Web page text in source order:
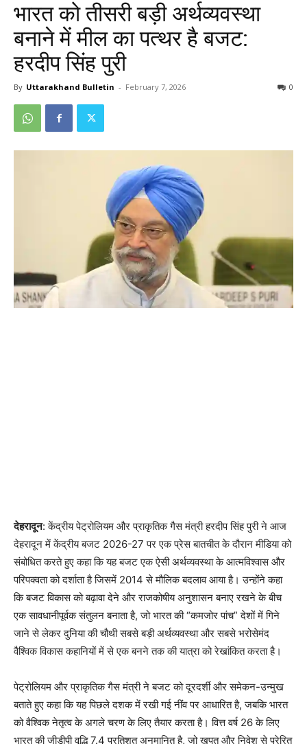
भारत को तीसरी बड़ी अर्थव्यवस्था
बनाने में मील का पत्थर है बजट:
हरदीप सिंह पुरी
By Uttarakhand Bulletin - February 7, 2026 0
देहरादून: केंद्रीय पेट्रोलियम और प्राकृतिक गैस मंत्री हरदीप सिंह पुरी ने आज
देहरादून में केंद्रीय बजट 2026-27 पर एक प्रेस बातचीत के दौरान मीडिया को
संबोधित करते हुए कहा कि यह बजट एक ऐसी अर्थव्यवस्था के आत्मविश्वास और
परिपक्वता को दर्शाता है जिसमें 2014 से मौलिक बदलाव आया है। उन्होंने कहा
कि बजट विकास को बढ़ावा देने और राजकोषीय अनुशासन बनाए रखने के बीच
एक सावधानीपूर्वक संतुलन बनाता है, जो भारत की “कमजोर पांच” देशों में गिने
जाने से लेकर दुनिया की चौथी सबसे बड़ी अर्थव्यवस्था और सबसे भरोसेमंद
वैश्विक विकास कहानियों में से एक बनने तक की यात्रा को रेखांकित करता है।
पेट्रोलियम और प्राकृतिक गैस मंत्री ने बजट को दूरदर्शी और समेकन-उन्मुख
बताते हुए कहा कि यह पिछले दशक में रखी गई नींव पर आधारित है, जबकि भारत
को वैश्विक नेतृत्व के अगले चरण के लिए तैयार करता है। वित्त वर्ष 26 के लिए
भारत की जीडीपी वृद्धि 7.4 प्रतिशत अनुमानित है, जो खपत और निवेश से प्रेरित